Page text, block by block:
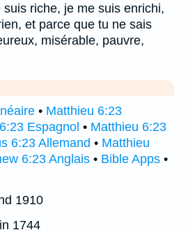
riche, je me suis enrichi,
et parce que tu ne sais
misérable, pauvre,
• Matthieu 6:23
Espagnol • Matthieu 6:23
6:23 Allemand • Matthieu
6:23 Anglais • Bible Apps •
1910
1744